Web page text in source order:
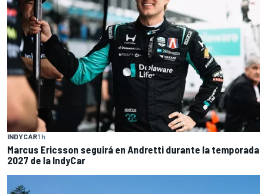
INDYCAR1 h
Marcus Ericsson seguirá en Andretti durante la temporada
2027 de la IndyCar